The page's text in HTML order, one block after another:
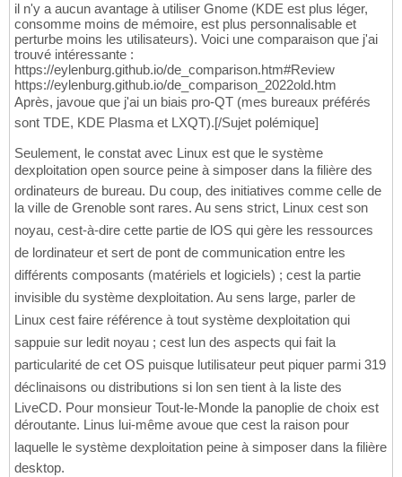
il n'y a aucun avantage à utiliser Gnome (KDE est plus léger,
consomme moins de mémoire, est plus personnalisable et
perturbe moins les utilisateurs). Voici une comparaison que j'ai
trouvé intéressante :
https://eylenburg.github.io/de_comparison.htm#Review
https://eylenburg.github.io/de_comparison_2022old.htm
Après, javoue que j'ai un biais pro-QT (mes bureaux préférés
sont TDE, KDE Plasma et LXQT).[/Sujet polémique]
Seulement, le constat avec Linux est que le système
dexploitation open source peine à simposer dans la filière des
ordinateurs de bureau. Du coup, des initiatives comme celle de
la ville de Grenoble sont rares. Au sens strict, Linux cest son
noyau, cest-à-dire cette partie de lOS qui gère les ressources
de lordinateur et sert de pont de communication entre les
différents composants (matériels et logiciels) ; cest la partie
invisible du système dexploitation. Au sens large, parler de
Linux cest faire référence à tout système dexploitation qui
sappuie sur ledit noyau ; cest lun des aspects qui fait la
particularité de cet OS puisque lutilisateur peut piquer parmi 319
déclinaisons ou distributions si lon sen tient à la liste des
LiveCD. Pour monsieur Tout-le-Monde la panoplie de choix est
déroutante. Linus lui-même avoue que cest la raison pour
laquelle le système dexploitation peine à simposer dans la filière
desktop.